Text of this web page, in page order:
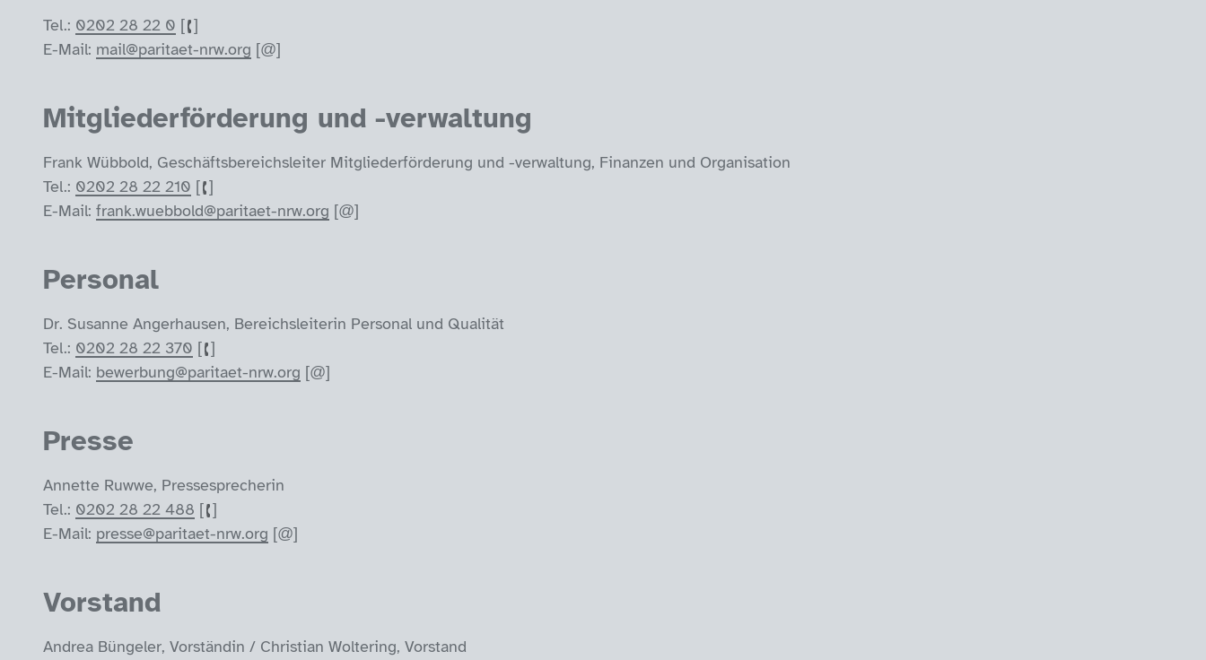
Tel.: 0202 28 22 0
E-Mail: mail@paritaet-nrw.org
Mitgliederförderung und -verwaltung
Frank Wübbold, Geschäftsbereichsleiter Mitgliederförderung und -verwaltung, Finanzen und Organisation
Tel.: 0202 28 22 210
E-Mail: frank.wuebbold@paritaet-nrw.org
Personal
Dr. Susanne Angerhausen, Bereichsleiterin Personal und Qualität
Tel.: 0202 28 22 370
E-Mail: bewerbung@paritaet-nrw.org
Presse
Annette Ruwwe, Pressesprecherin
Tel.: 0202 28 22 488
E-Mail: presse@paritaet-nrw.org
Vorstand
Andrea Büngeler, Vorständin / Christian Woltering, Vorstand